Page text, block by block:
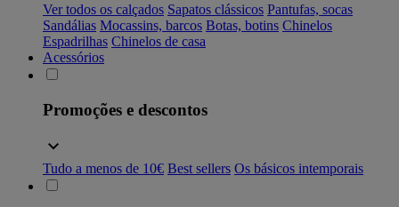
Ver todos os calçados Sapatos clássicos Pantufas, socas
Sandálias Mocassins, barcos Botas, botins Chinelos
Espadrilhas Chinelos de casa
Acessórios
Promoções e descontos
Tudo a menos de 10€ Best sellers Os básicos intemporais